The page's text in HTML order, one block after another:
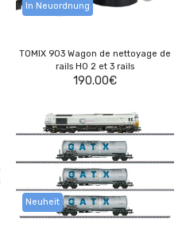
In Neuordnung
TOMIX 903 Wagon de nettoyage de
rails H0 2 et 3 rails
190.00€
Neuheit